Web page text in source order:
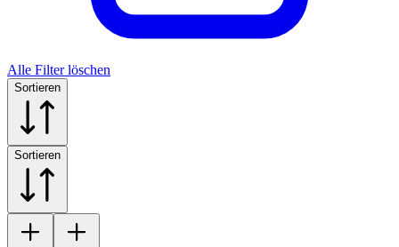
Alle Filter löschen
Sortieren
Sortieren